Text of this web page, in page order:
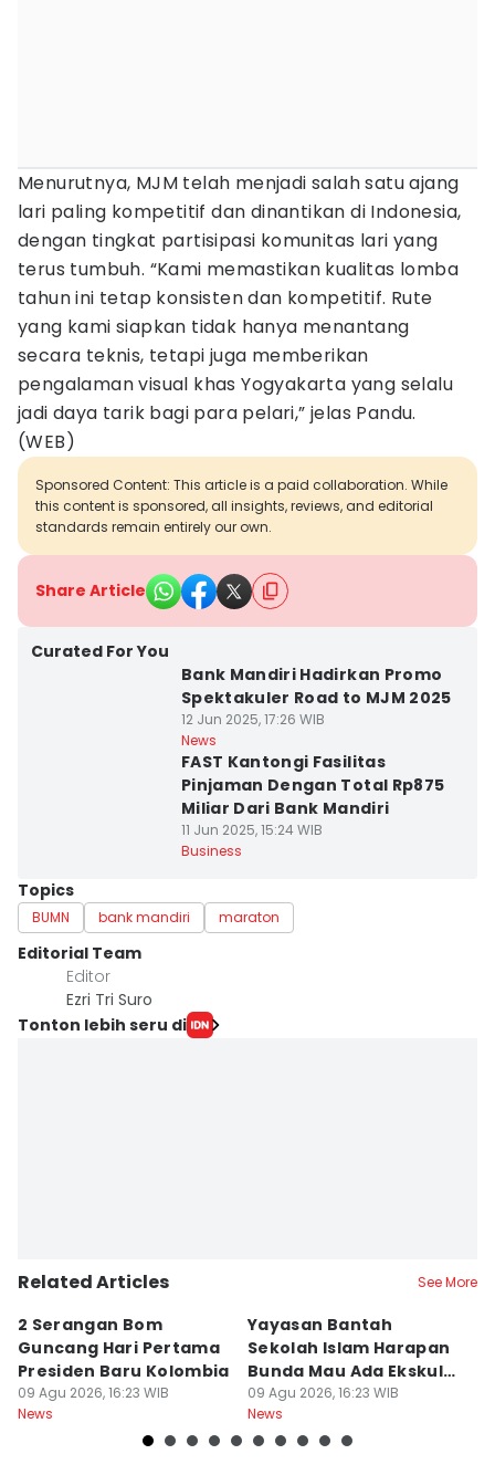
Menurutnya, MJM telah menjadi salah satu ajang
lari paling kompetitif dan dinantikan di Indonesia,
dengan tingkat partisipasi komunitas lari yang
terus tumbuh. “Kami memastikan kualitas lomba
tahun ini tetap konsisten dan kompetitif. Rute
yang kami siapkan tidak hanya menantang
secara teknis, tetapi juga memberikan
pengalaman visual khas Yogyakarta yang selalu
jadi daya tarik bagi para pelari,” jelas Pandu.
(WEB)
Sponsored Content: This article is a paid collaboration. While
this content is sponsored, all insights, reviews, and editorial
standards remain entirely our own.
Share Article
Curated For You
Bank Mandiri Hadirkan Promo
Spektakuler Road to MJM 2025
12 Jun 2025, 17:26 WIB
News
FAST Kantongi Fasilitas
Pinjaman Dengan Total Rp875
Miliar Dari Bank Mandiri
11 Jun 2025, 15:24 WIB
Business
Topics
BUMN bank mandiri maraton
Editorial Team
Editor
Ezri Tri Suro
Tonton lebih seru di
Related Articles See More
2 Serangan Bom
Guncang Hari Pertama
Presiden Baru Kolombia
09 Agu 2026, 16:23 WIB
News
Yayasan Bantah
Sekolah Islam Harapan
Bunda Mau Ada Ekskul
Menembak
09 Agu 2026, 16:23 WIB
News